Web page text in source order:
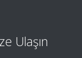
Ulaşın